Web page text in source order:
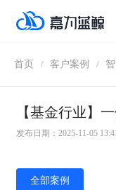
首页 / 客户案例 /
【基金行业】
发布日期：2025-11-05
全部案例